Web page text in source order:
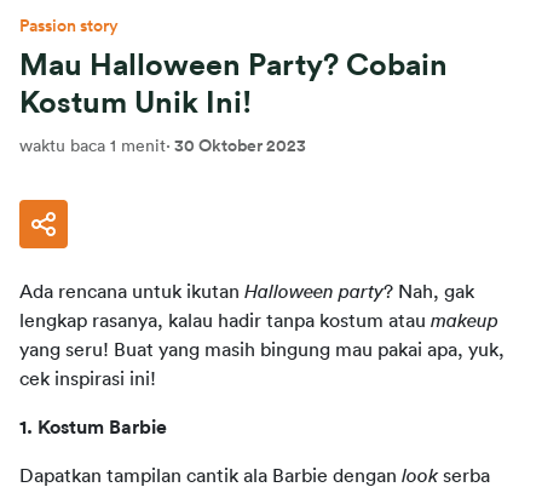
Passion story
Mau Halloween Party? Cobain
Kostum Unik Ini!
waktu baca 1 menit· 30 Oktober 2023
Ada rencana untuk ikutan Halloween party? Nah, gak
lengkap rasanya, kalau hadir tanpa kostum atau makeup
yang seru! Buat yang masih bingung mau pakai apa, yuk,
cek inspirasi ini!
1. Kostum Barbie
Dapatkan tampilan cantik ala Barbie dengan look